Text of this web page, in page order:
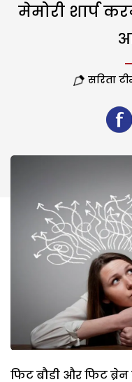
मेमोरी शार्प
सरिता
फिट बौडी और फिट